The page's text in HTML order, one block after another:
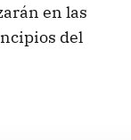
en las
del